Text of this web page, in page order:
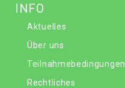
INFO
Aktuelles
Über uns
Teilnahmebedingungen
Rechtliches